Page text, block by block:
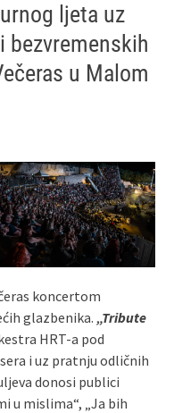
ljeta uz
bezvremenskih
u Malom
koncertom
glazbenika. „Tribute
HRT-a pod
i uz pratnju odličnih
donosi publici
u mislima“, „Ja bih